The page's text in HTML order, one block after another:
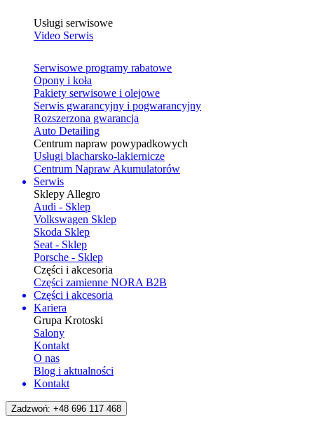
Usługi serwisowe
Video Serwis
Serwisowe programy rabatowe
Opony i koła
Pakiety serwisowe i olejowe
Serwis gwarancyjny i pogwarancyjny
Rozszerzona gwarancja
Auto Detailing
Centrum napraw powypadkowych
Usługi blacharsko-lakiernicze
Centrum Napraw Akumulatorów
Serwis
Sklepy Allegro
Audi - Sklep
Volkswagen Sklep
Skoda Sklep
Seat - Sklep
Porsche - Sklep
Części i akcesoria
Części zamienne NORA B2B
Części i akcesoria
Kariera
Grupa Krotoski
Salony
Kontakt
O nas
Blog i aktualności
Kontakt
Zadzwoń: +48 696 117 468